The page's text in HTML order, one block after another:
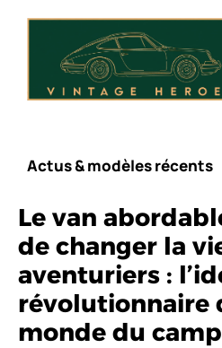
Actus & modèles récents
Le van
de changer la
aventuriers :
révolutionnaire
monde du